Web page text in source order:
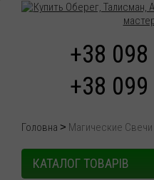
+38
+38
Головна Магические Свечи
КАТАЛОГ ТОВАРІВ